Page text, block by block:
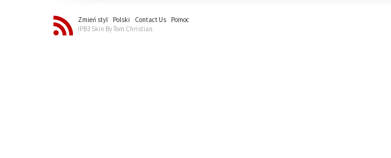
Zmień styl Polski Contact Us
Pomoc
IPB3 Skin By Tom Christian.